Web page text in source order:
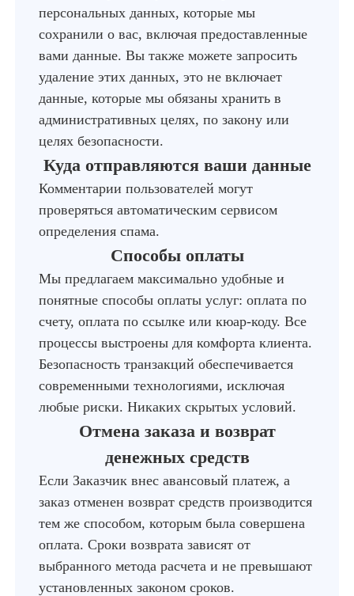
персональных данных, которые мы
сохранили о вас, включая предоставленные
вами данные. Вы также можете запросить
удаление этих данных, это не включает
данные, которые мы обязаны хранить в
административных целях, по закону или
целях безопасности.
Куда отправляются ваши данные
Комментарии пользователей могут
проверяться автоматическим сервисом
определения спама.
Способы оплаты
Мы предлагаем максимально удобные и
понятные способы оплаты услуг: оплата по
счету, оплата по ссылке или кюар-коду. Все
процессы выстроены для комфорта клиента.
Безопасность транзакций обеспечивается
современными технологиями, исключая
любые риски. Никаких скрытых условий.
Отмена заказа и возврат
денежных средств
Если Заказчик внес авансовый платеж, а
заказ отменен возврат средств производится
тем же способом, которым была совершена
оплата. Сроки возврата зависят от
выбранного метода расчета и не превышают
установленных законом сроков.